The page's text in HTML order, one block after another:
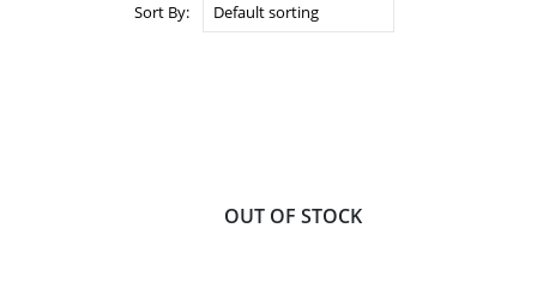
Sort By:
OUT OF STOCK